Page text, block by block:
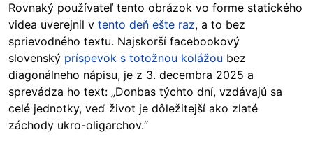
Rovnaký používateľ tento obrázok vo forme statického
videa uverejnil v tento deň ešte raz, a to bez
sprievodného textu. Najskorší facebookový
slovenský príspevok s totožnou kolážou bez
diagonálneho nápisu, je z 3. decembra 2025 a
sprevádza ho text: „Donbas týchto dní, vzdávajú sa
celé jednotky, veď život je dôležitejší ako zlaté
záchody ukro-oligarchov.“